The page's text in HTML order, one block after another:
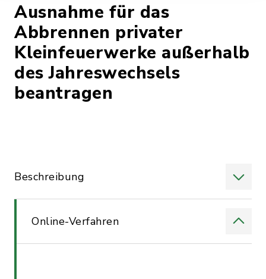
Ausnahme für das
Abbrennen privater
Kleinfeuerwerke außerhalb
des Jahreswechsels
beantragen
Beschreibung
Online-Verfahren